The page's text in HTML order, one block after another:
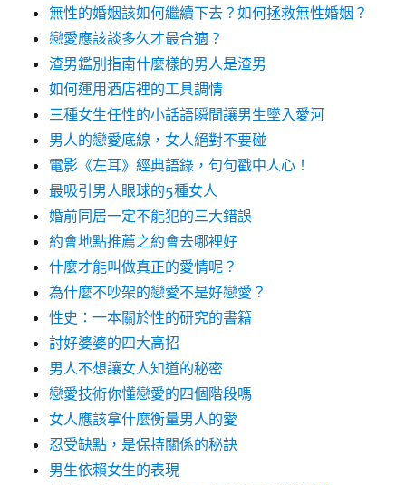
無性的婚姻該如何繼續下去？如何拯救無性婚姻？
戀愛應該談多久才最合適？
渣男鑑別指南什麼樣的男人是渣男
如何運用酒店裡的工具調情
三種女生任性的小話語瞬間讓男生墜入愛河
男人的戀愛底線，女人絕對不要碰
電影《左耳》經典語錄，句句戳中人心！
最吸引男人眼球的5種女人
婚前同居一定不能犯的三大錯誤
約會地點推薦之約會去哪裡好
什麼才能叫做真正的愛情呢？
為什麼不吵架的戀愛不是好戀愛？
性史：一本關於性的研究的書籍
討好婆婆的四大高招
男人不想讓女人知道的秘密
戀愛技術你懂戀愛的四個階段嗎
女人應該拿什麼衡量男人的愛
忍受缺點，是保持關係的秘訣
男生依賴女生的表現